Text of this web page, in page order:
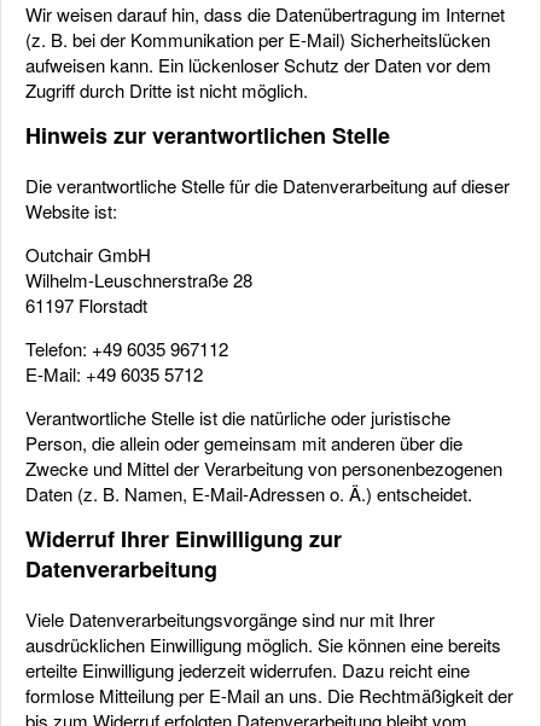
Wir weisen darauf hin, dass die Datenübertragung im Internet
(z. B. bei der Kommunikation per E-Mail) Sicherheitslücken
aufweisen kann. Ein lückenloser Schutz der Daten vor dem
Zugriff durch Dritte ist nicht möglich.
Hinweis zur verantwortlichen Stelle
Die verantwortliche Stelle für die Datenverarbeitung auf dieser
Website ist:
Outchair GmbH
Wilhelm-Leuschnerstraße 28
61197 Florstadt
Telefon: +49 6035 967112
E-Mail: +49 6035 5712
Verantwortliche Stelle ist die natürliche oder juristische
Person, die allein oder gemeinsam mit anderen über die
Zwecke und Mittel der Verarbeitung von personenbezogenen
Daten (z. B. Namen, E-Mail-Adressen o. Ä.) entscheidet.
Widerruf Ihrer Einwilligung zur
Datenverarbeitung
Viele Datenverarbeitungsvorgänge sind nur mit Ihrer
ausdrücklichen Einwilligung möglich. Sie können eine bereits
erteilte Einwilligung jederzeit widerrufen. Dazu reicht eine
formlose Mitteilung per E-Mail an uns. Die Rechtmäßigkeit der
bis zum Widerruf erfolgten Datenverarbeitung bleibt vom